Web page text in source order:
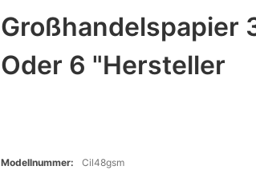
Großhandelspapier
Oder 6 "Hersteller
Modellnummer: Cil48gsm